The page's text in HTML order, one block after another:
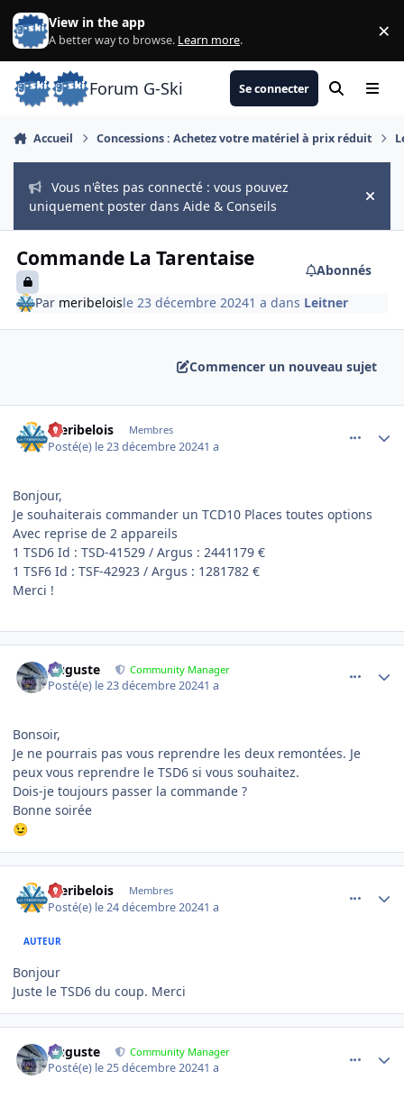
Aller au contenu
View in the app
A better way to browse. Learn more. ×
Forum G-Ski Se connecter Rechercher
Menu
Accueil Concessions : Achetez votre matériel à prix réduit
Vous n'êtes pas connecté : vous pouvez
uniquement poster dans Aide & Conseils
Hide
Commande La Tarentaise
Abonnés
Par meribeloisle 23 décembre 20241 a dans Leitner
Commencer un nouveau sujet
meribelois Membres
Posté(e) le 23 décembre 20241 a
Bonjour,
Je souhaiterais commander un TCD10 Places toutes options
Avec reprise de 2 appareils
1 TSD6 Id : TSD-41529 / Argus : 2441179 €
1 TSF6 Id : TSF-42923 / Argus : 1281782 €
Merci !
Auguste Community Manager
Posté(e) le 23 décembre 20241 a
Bonsoir,
Je ne pourrais pas vous reprendre les deux remontées. Je
peux vous reprendre le TSD6 si vous souhaitez.
Dois-je toujours passer la commande ?
Bonne soirée
😉
meribelois Membres
Posté(e) le 24 décembre 20241 a
AUTEUR
Bonjour
Juste le TSD6 du coup. Merci
Auguste Community Manager
Posté(e) le 25 décembre 20241 a